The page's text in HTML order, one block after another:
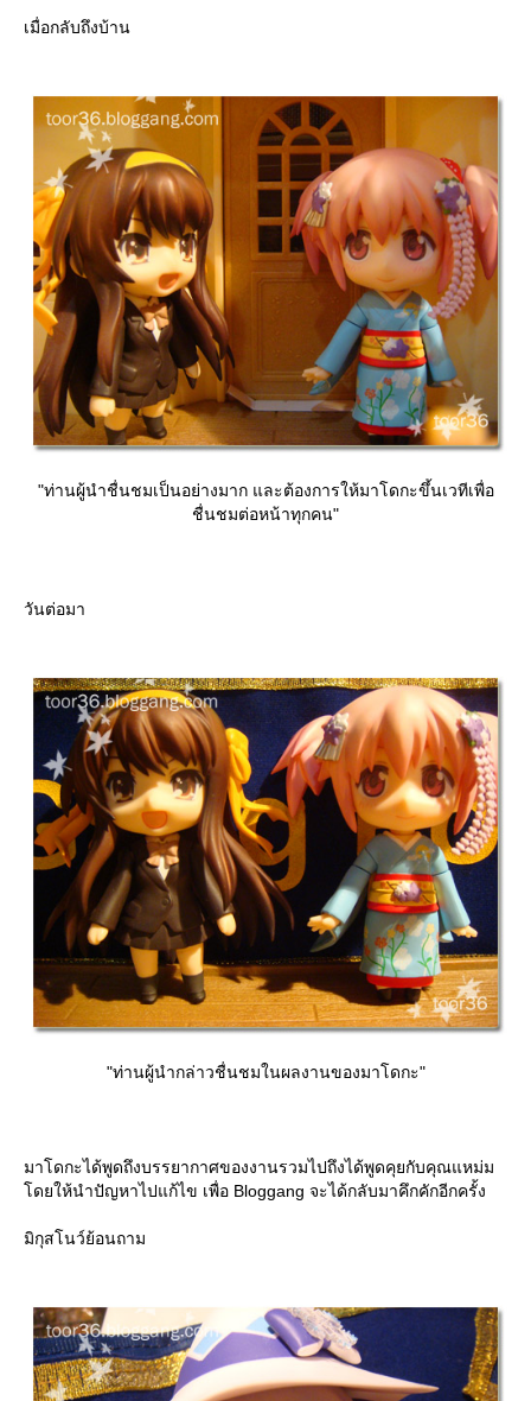
เมื่อกลับถึงบ้าน
"ท่านผู้นำชื่นชมเป็นอย่างมาก และต้องการให้มาโดกะขึ้นเวทีเพื่อ
ชื่นชมต่อหน้าทุกคน"
วันต่อมา
"ท่านผู้นำกล่าวชื่นชมในผลงานของมาโดกะ"
มาโดกะได้พูดถึงบรรยากาศของงานรวมไปถึงได้พูดคุยกับคุณแหม่ม
ดยให้นำปัญหาไปแก้ไข เพื่อ Bloggang จะได้กลับมาคึกคักอีกครั้ง
มิกุสโนว์ย้อนถาม